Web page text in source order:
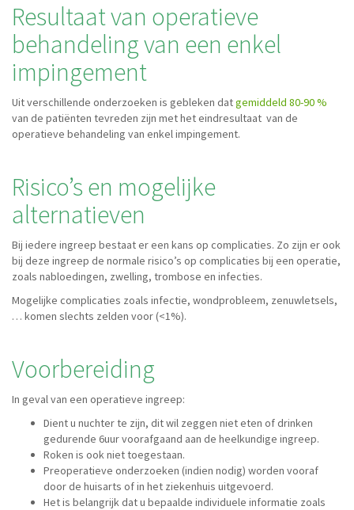
Resultaat van operatieve
behandeling van een enkel
impingement
Uit verschillende onderzoeken is gebleken datgemiddeld 80-90 %
van de patiënten tevreden zijn met het eindresultaat van de
operatieve behandeling van enkel impingement.
Risico’s en mogelijke
alternatieven
Bij iedere ingreep bestaat er een kans op complicaties. Zo zijn er ook
bij deze ingreep de normale risico’s op complicaties bij een operatie,
zoals nabloedingen, zwelling, trombose en infecties.
Mogelijke complicaties zoals infectie, wondprobleem, zenuwletsels,
… komen slechts zelden voor (<1%).
Voorbereiding
In geval van een operatieve ingreep:
Dient u nuchter te zijn, dit wil zeggen niet eten of drinken
gedurende 6uur voorafgaand aan de heelkundige ingreep.
Roken is ook niet toegestaan.
Preoperatieve onderzoeken (indien nodig) worden vooraf
door de huisarts of in het ziekenhuis uitgevoerd.
Het is belangrijk dat u bepaalde individuele informatie zoals